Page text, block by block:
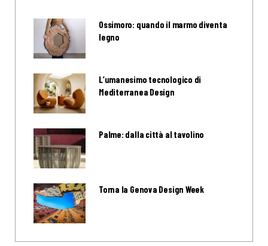
Ossimoro: quando il marmo diventa
legno
L’umanesimo tecnologico di
Mediterranea Design
Palme: dalla città al tavolino
Torna la Genova Design Week